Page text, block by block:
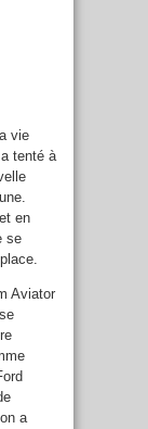
vie
tenté à
en
se
Aviator
a